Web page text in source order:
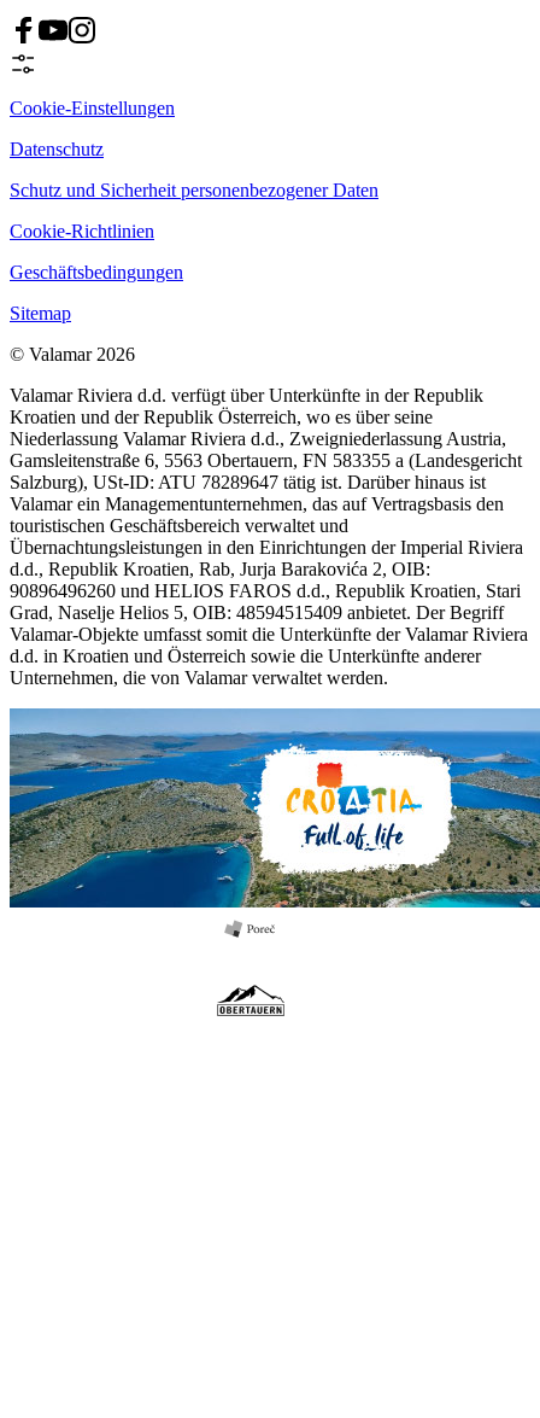
Cookie-Einstellungen
Datenschutz
Schutz und Sicherheit personenbezogener Daten
Cookie-Richtlinien
Geschäftsbedingungen
Sitemap
© Valamar 2026
Valamar Riviera d.d. verfügt über Unterkünfte in der Republik
Kroatien und der Republik Österreich, wo es über seine
Niederlassung Valamar Riviera d.d., Zweigniederlassung Austria,
Gamsleitenstraße 6, 5563 Obertauern, FN 583355 a (Landesgericht
Salzburg), USt-ID: ATU 78289647 tätig ist. Darüber hinaus ist
Valamar ein Managementunternehmen, das auf Vertragsbasis den
touristischen Geschäftsbereich verwaltet und
Übernachtungsleistungen in den Einrichtungen der Imperial Riviera
d.d., Republik Kroatien, Rab, Jurja Barakovića 2, OIB:
90896496260 und HELIOS FAROS d.d., Republik Kroatien, Stari
Grad, Naselje Helios 5, OIB: 48594515409 anbietet. Der Begriff
Valamar-Objekte umfasst somit die Unterkünfte der Valamar Riviera
d.d. in Kroatien und Österreich sowie die Unterkünfte anderer
Unternehmen, die von Valamar verwaltet werden.